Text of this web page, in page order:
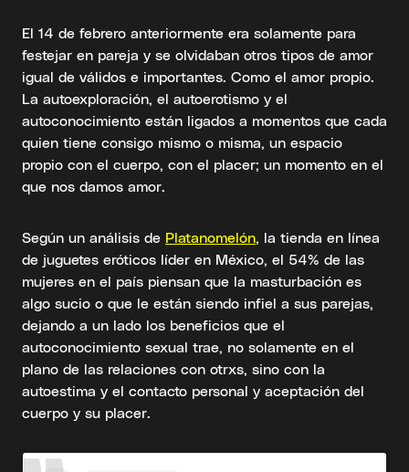
El 14 de febrero anteriormente era solamente para
festejar en pareja y se olvidaban otros tipos de amor
igual de válidos e importantes. Como el amor propio.
La autoexploración, el autoerotismo y el
autoconocimiento están ligados a momentos que cada
quien tiene consigo mismo o misma, un espacio
propio con el cuerpo, con el placer; un momento en el
que nos damos amor.
Según un análisis de Platanomelón, la tienda en línea
de juguetes eróticos líder en México, el 54% de las
mujeres en el país piensan que la masturbación es
algo sucio o que le están siendo infiel a sus parejas,
dejando a un lado los beneficios que el
autoconocimiento sexual trae, no solamente en el
plano de las relaciones con otrxs, sino con la
autoestima y el contacto personal y aceptación del
cuerpo y su placer.